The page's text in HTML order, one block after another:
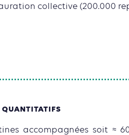
collective (200.000
QUANTITATIFS
accompagnées soit ≈